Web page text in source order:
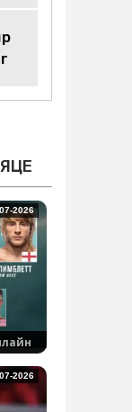
2026
2026